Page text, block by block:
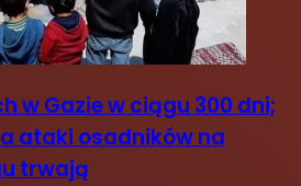
w Gazie w ciągu 300 dni;
a ataki osadników na
trwają